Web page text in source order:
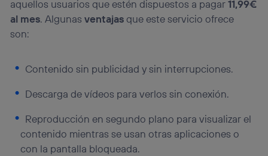
aquellos usuarios que estén dispuestos a pagar11,99€
al mes. Algunasventajasque este servicio ofrece
son:
Contenido sin publicidad y sin interrupciones.
Descarga de vídeos para verlos sin conexión.
Reproducción en segundo plano para visualizar el
contenido mientras se usan otras aplicaciones o
con la pantalla bloqueada.
“Administrar Utiq” en la parte inferior de esta página web o
visitando el portal de privacidad de Utiq
(“consenthub”)